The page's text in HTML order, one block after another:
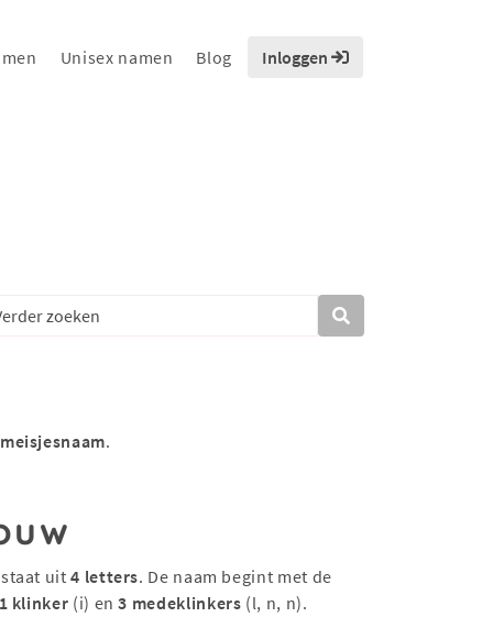
Unisex namen Blog Inloggen
meisjesnaam.
uit4 letters. De naam begint met de
klinker (i) en3 medeklinkers (l, n, n).